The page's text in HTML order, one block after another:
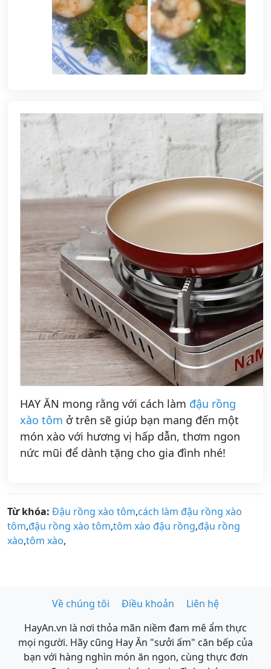
HAY ĂN mong rằng với cách làm đậu rồng
xào tôm ở trên sẽ giúp bạn mang đến một
món xào với hương vị hấp dẫn, thơm ngon
nức mũi để dành tặng cho gia đình nhé!
Từ khóa: Đậu rồng xào tôm,cách làm đậu rồng xào
tôm,đậu rồng xào tôm,tôm xào đậu rồng,đậu rồng
xào,tôm xào,
Về chúng tôi Điều khoản
Liên hệ
HayAn.vn là nơi thỏa mãn niềm đam mê ẩm thực
mọi người. Hãy cũng Hay Ăn "sưởi ấm" căn bếp của
bạn với hàng nghìn món ăn ngon, cùng thực đơn